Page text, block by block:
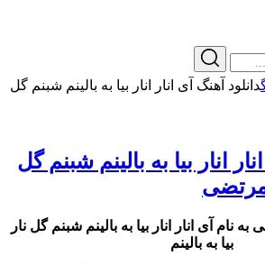
دانلود آهنگ آی انار انار بیا به بالینم شبنم گل
انار بیا به بالینم شبنم گل
مرتضی
نام آی انار انار بیا به بالینم شبنم گل نار
بیا به بالینم